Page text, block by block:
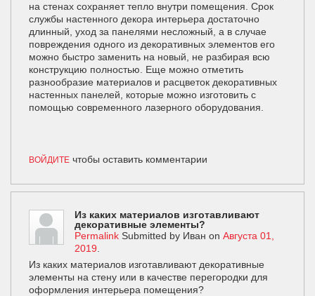
на стенах сохраняет тепло внутри помещения. Срок
службы настенного декора интерьера достаточно
длинный, уход за панелями несложный, а в случае
повреждения одного из декоративных элементов его
можно быстро заменить на новый, не разбирая всю
конструкцию полностью. Еще можно отметить
разнообразие материалов и расцветок декоративных
настенных панелей, которые можно изготовить с
помощью современного лазерного оборудования.
ВОЙДИТЕ чтобы оставить комментарии
Из каких материалов изготавливают
декоративные элементы?
Permalink Submitted by Иван on Августа 01,
2019
Из каких материалов изготавливают декоративные
элементы на стену или в качестве перегородки для
оформления интерьера помещения?